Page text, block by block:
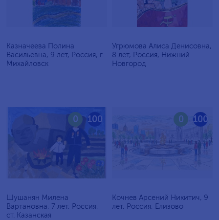
Казначеева Полина
Васильевна, 9 лет, Россия, г.
Михайловск
Угрюмова Алиса Денисовна,
8 лет, Россия, Нижний
Новгород
100
0
Шушанян Милена
Вартановна, 7 лет, Россия,
ст. Казанская
100
0
Кочнев Арсений Никитич, 9
лет, Россия, Елизово